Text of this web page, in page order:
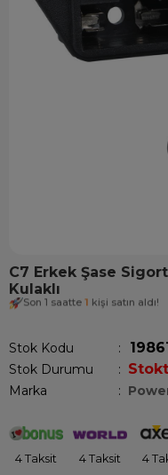
C7 Erkek Şase
Kulaklı
Son 1 saatte 1 kişi satın aldı!
Stok Kodu
Stok Durumu :
Marka :
4 Taksit 4 Taksit 4